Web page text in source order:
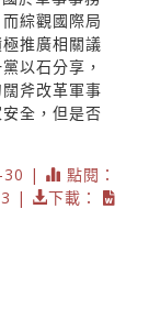
綜觀國際局
推廣相關議
以石分享，
斧改革軍事
全，但是否
30 |
點閱：
|
下載：